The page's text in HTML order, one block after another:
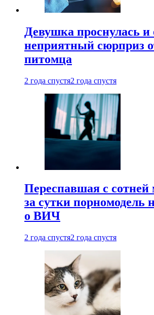
Девушка проснулась и
неприятный сюрприз
питомца
2 года спустя2 года спустя
Переспавшая с
за сутки порномодель
о ВИЧ
2 года спустя2 года спустя